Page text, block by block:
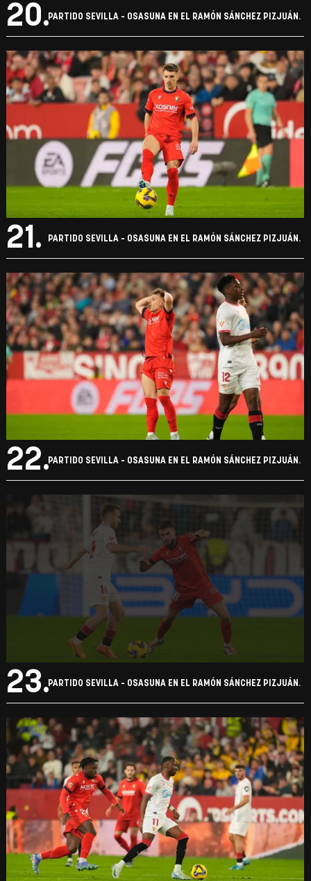
20.PARTIDO SEVILLA - OSASUNA EN EL RAMÓN SÁNCHEZ PIZJUÁN.
21. PARTIDO SEVILLA - OSASUNA EN EL RAMÓN SÁNCHEZ PIZJUÁN.
22.PARTIDO SEVILLA - OSASUNA EN EL RAMÓN SÁNCHEZ PIZJUÁN.
23.PARTIDO SEVILLA - OSASUNA EN EL RAMÓN SÁNCHEZ PIZJUÁN.